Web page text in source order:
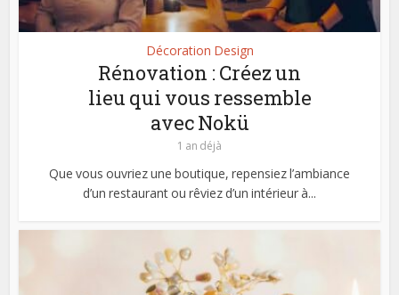
Décoration Design
Rénovation : Créez un
lieu qui vous ressemble
avec Nokü
1 an déjà
Que vous ouvriez une boutique, repensiez l’ambiance
d’un restaurant ou rêviez d’un intérieur à...